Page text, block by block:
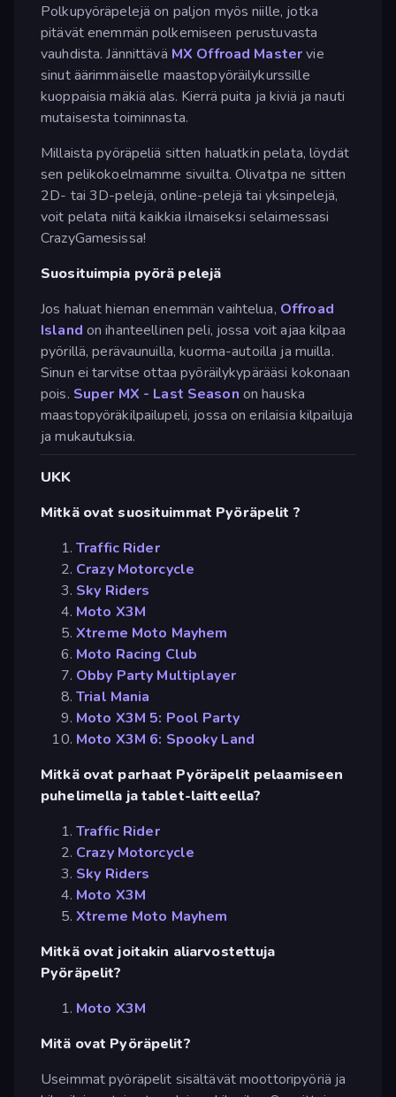
Polkupyöräpelejä on paljon myös niille, jotka
pitävät enemmän polkemiseen perustuvasta
vauhdista. Jännittävä MX Offroad Mastervie
sinut äärimmäiselle maastopyöräilykurssille
kuoppaisia mäkiä alas. Kierrä puita ja kiviä ja nauti
mutaisesta toiminnasta.
Millaista pyöräpeliä sitten haluatkin pelata, löydät
sen pelikokoelmamme sivuilta. Olivatpa ne sitten
2D- tai 3D-pelejä, online-pelejä tai yksinpelejä,
voit pelata niitä kaikkia ilmaiseksi selaimessasi
CrazyGamesissa!
Suosituimpia pyörä pelejä
Jos haluat hieman enemmän vaihtelua, Offroad
Island on ihanteellinen peli, jossa voit ajaa kilpaa
pyörillä, perävaunuilla, kuorma-autoilla ja muilla.
Sinun ei tarvitse ottaa pyöräilykypärääsi kokonaan
pois. Super MX - Last Season on hauska
maastopyöräkilpailupeli, jossa on erilaisia kilpailuja
ja mukautuksia.
UKK
Mitkä ovat suosituimmat Pyöräpelit ?
Traffic Rider
Crazy Motorcycle
Sky Riders
Moto X3M
Xtreme Moto Mayhem
Moto Racing Club
Obby Party Multiplayer
Trial Mania
Moto X3M 5: Pool Party
Moto X3M 6: Spooky Land
Mitkä ovat parhaat Pyöräpelit pelaamiseen
puhelimella ja tablet-laitteella?
Traffic Rider
Crazy Motorcycle
Sky Riders
Moto X3M
Xtreme Moto Mayhem
Mitkä ovat joitakin aliarvostettuja
Pyöräpelit?
Moto X3M
Mitä ovat Pyöräpelit?
Useimmat pyöräpelit sisältävät moottoripyöriä ja